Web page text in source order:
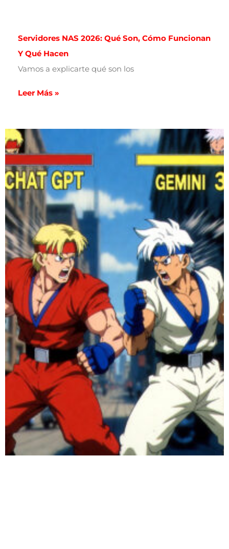
Servidores NAS 2026: Qué Son, Cómo Funcionan
Y Qué Hacen
Vamos a explicarte qué son los
Leer Más »